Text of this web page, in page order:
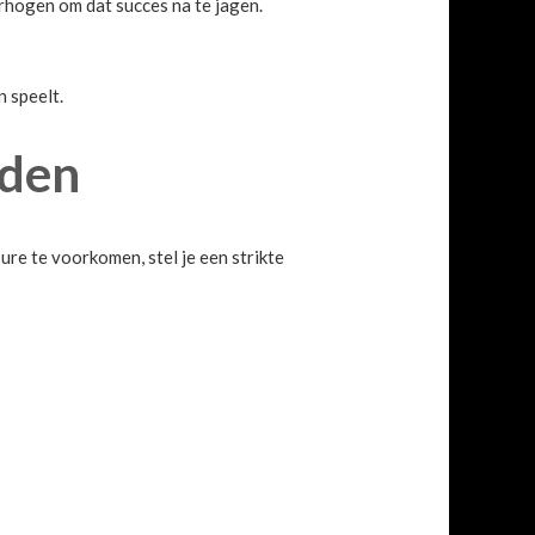
om dat succes na te jagen.
speelt.
te voorkomen, stel je een strikte